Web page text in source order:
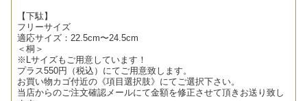
【下駄】
フリーサイズ
適応サイズ：22.5cm〜24.5cm
＜桐＞
※Lサイズもご用意しています！
プラス550円（税込）にてご用意致します。
お買い物カゴ付近の《項目選択肢》にてご選択下さい。
当店からのご注文確認メールにて金額を修正させて頂きお送り致し